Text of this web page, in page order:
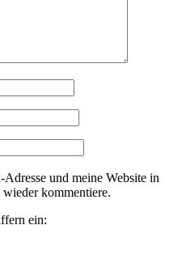
und meine Website in
kommentiere.
ein: